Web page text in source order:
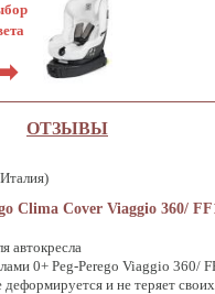
ОТЗЫВЫ
Clima Cover Viaggio 360/
автокресла
0+ Peg-Perego Viaggio 360/
и не теряет